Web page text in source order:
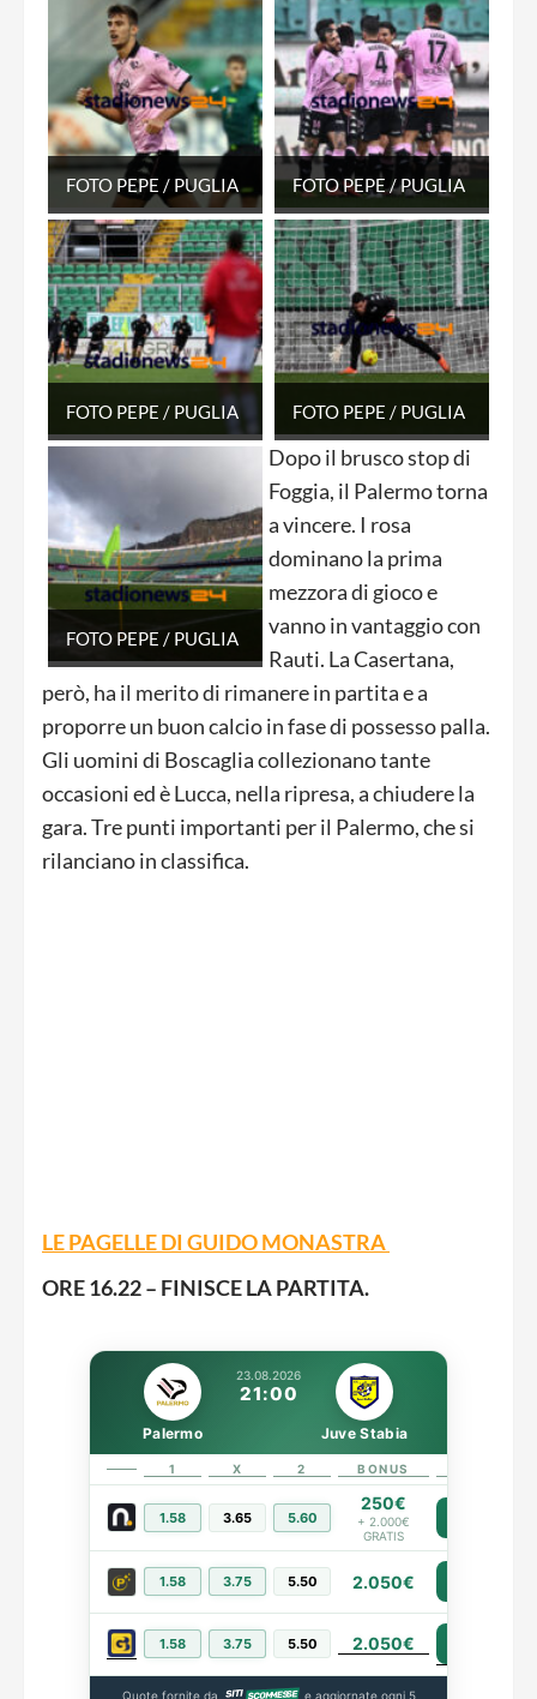
FOTO PEPE / PUGLIA FOTO PEPE / PUGLIA
FOTO PEPE / PUGLIA FOTO PEPE / PUGLIA
FOTO PEPE / PUGLIA
Dopo il brusco stop di
Foggia, il Palermo torna
a vincere. I rosa
dominano la prima
mezzora di gioco e
vanno in vantaggio con
Rauti. La Casertana,
però, ha il merito di rimanere in partita e a
proporre un buon calcio in fase di possesso palla.
Gli uomini di Boscaglia collezionano tante
occasioni ed è Lucca, nella ripresa, a chiudere la
gara. Tre punti importanti per il Palermo, che si
rilanciano in classifica.
LE PAGELLE DI GUIDO MONASTRA
ORE 16.22 – FINISCE LA PARTITA.
23.08.2026
21:00
Palermo Juve Stabia
1 X 2 BONUS
1.58 3.65 5.60
250€
+ 2.000€
GRATIS
1.58 3.75 5.50 2.050€
1.58 3.75 5.50 2.050€
Quote fornite da e aggiornate ogni 5